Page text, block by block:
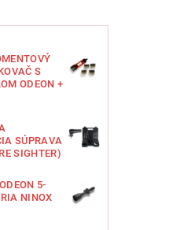
S
ODEON +
SÚPRAVA
SIGHTER)
5-
NINOX